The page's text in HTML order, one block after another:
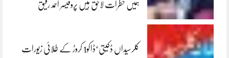
ہمیں خطرات لاحق ہیں پروفیسر احمد رفیق
کلرسیداں ڈکیتی‘ڈاکو1 کروڑ کے طلائی زیورات